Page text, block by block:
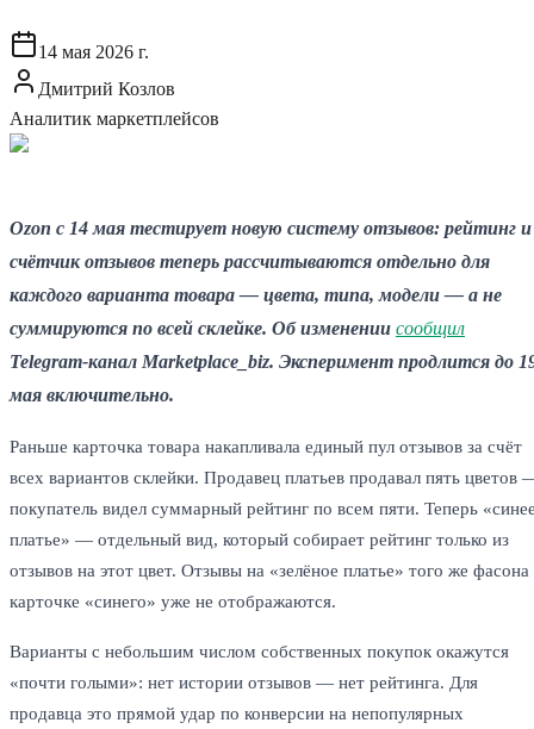
14 мая 2026 г.
Дмитрий Козлов
Аналитик маркетплейсов
Ozon с 14 мая тестирует новую систему отзывов: рейтинг и
счётчик отзывов теперь рассчитываются отдельно для
каждого варианта товара — цвета, типа, модели — а не
суммируются по всей склейке. Об изменении сообщил
Telegram-канал Marketplace_biz. Эксперимент продлится до
мая включительно.
Раньше карточка товара накапливала единый пул отзывов за счёт
всех вариантов склейки. Продавец платьев продавал пять цветов
покупатель видел суммарный рейтинг по всем пяти. Теперь
платье» — отдельный вид, который собирает рейтинг только из
отзывов на этот цвет. Отзывы на «зелёное платье» того же фасона
карточке «синего» уже не отображаются.
Варианты с небольшим числом собственных покупок окажутся
«почти голыми»: нет истории отзывов — нет рейтинга. Для
продавца это прямой удар по конверсии на непопулярных